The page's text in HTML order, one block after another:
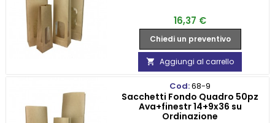
Prezzo
16,37 €
Chiedi un preventivo
 Aggiungi al carrello
Cod:68-9
Sacchetti Fondo Quadro 50pz
Ava+finestr 14+9x36 su
Ordinazione